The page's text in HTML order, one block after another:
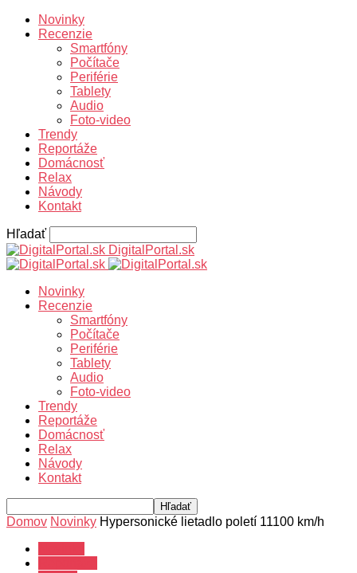
Novinky
Recenzie
Smartfóny
Počítače
Periférie
Tablety
Audio
Foto-video
Trendy
Reportáže
Domácnosť
Relax
Návody
Kontakt
Hľadať
DigitalPortal.sk
Novinky
Recenzie
Smartfóny
Počítače
Periférie
Tablety
Audio
Foto-video
Trendy
Reportáže
Domácnosť
Relax
Návody
Kontakt
Domov Novinky Hypersonické lietadlo poletí 11100 km/h